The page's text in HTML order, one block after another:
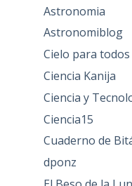
Astronomia
Astronomiblog
Cielo para todos
Ciencia Kanija
Ciencia y
Ciencia15
Cuaderno de
dponz